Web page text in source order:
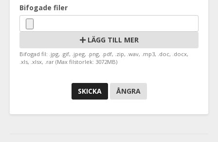
Bifogade filer
LÄGG TILL MER
Bifogad fil: .jpg, .gif, .jpeg, .png, .pdf, .zip, .wav, .mp3, .doc, .docx,
.xls, .xlsx, .rar (Max filstorlek: 3072MB)
ÅNGRA